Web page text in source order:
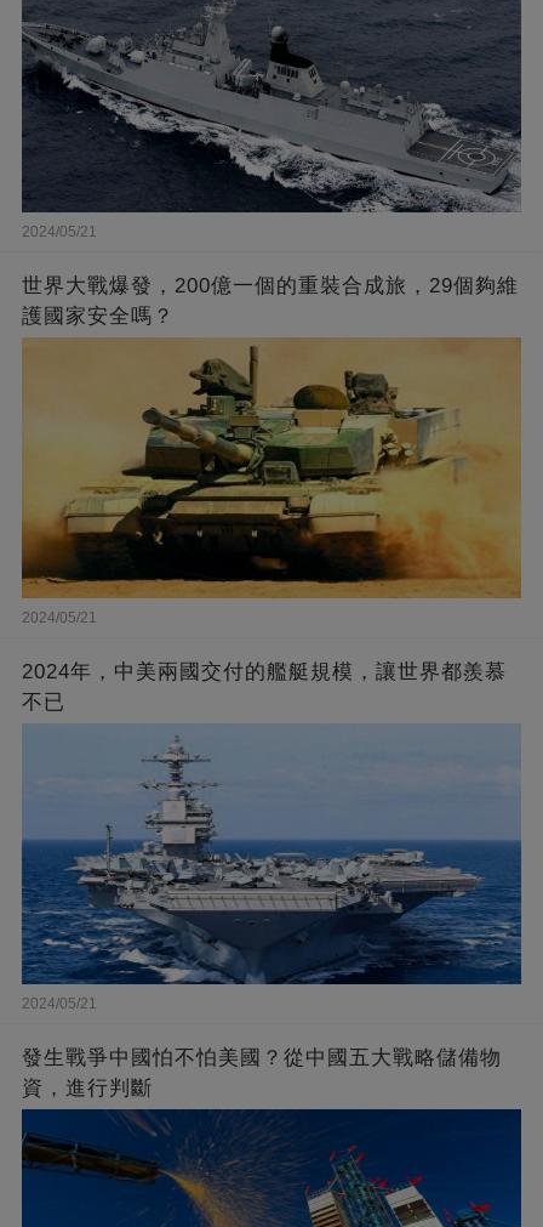
2024/05/21
世界大戰爆發，200億一個的重裝合成旅，29個夠維
護國家安全嗎？
2024/05/21
2024年，中美兩國交付的艦艇規模，讓世界都羨慕
不已
2024/05/21
發生戰爭中國怕不怕美國？從中國五大戰略儲備物
資，進行判斷